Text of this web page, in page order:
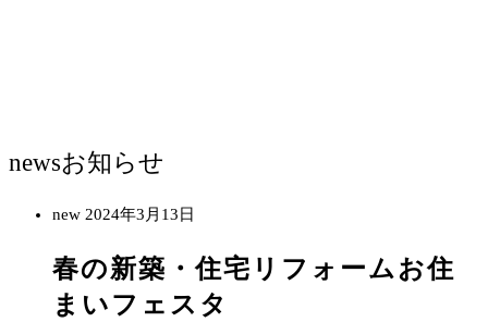
newsお知らせ
new 2024年3月13日
春の新築・住宅リフォームお住
まいフェスタ